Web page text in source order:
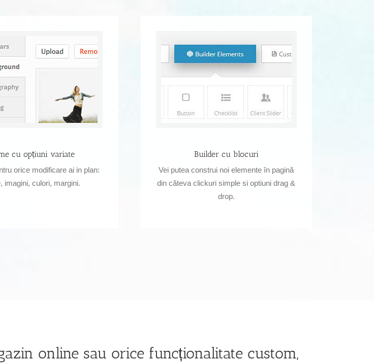
cu opțiuni variate
orice modificare ai in plan:
imagini, culori, margini.
Builder cu blocuri
Vei putea construi noi elemente în pagină
din căteva clickuri simple si optiuni drag &
drop.
online sau orice funcționalitate custom,